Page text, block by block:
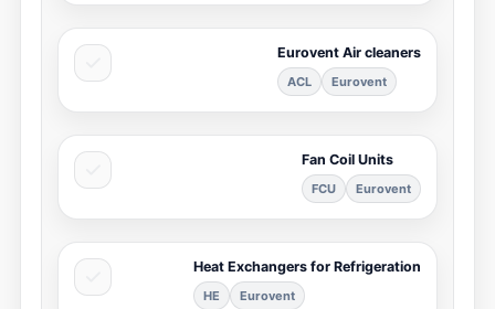
Eurovent Air cleaners
Eurovent
ACL
Fan Coil Units
Eurovent
FCU
Heat Exchangers for Refrigeration
Eurovent
HE